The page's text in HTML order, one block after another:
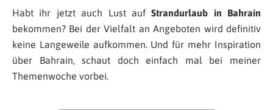
Habt ihr jetzt auch Lust aufStrandurlaub in Bahrain
bekommen? Bei der Vielfalt an Angeboten wird definitiv
keine Langeweile aufkommen. Und für mehr Inspiration
über Bahrain, schaut doch einfach mal bei meiner
Themenwoche vorbei.